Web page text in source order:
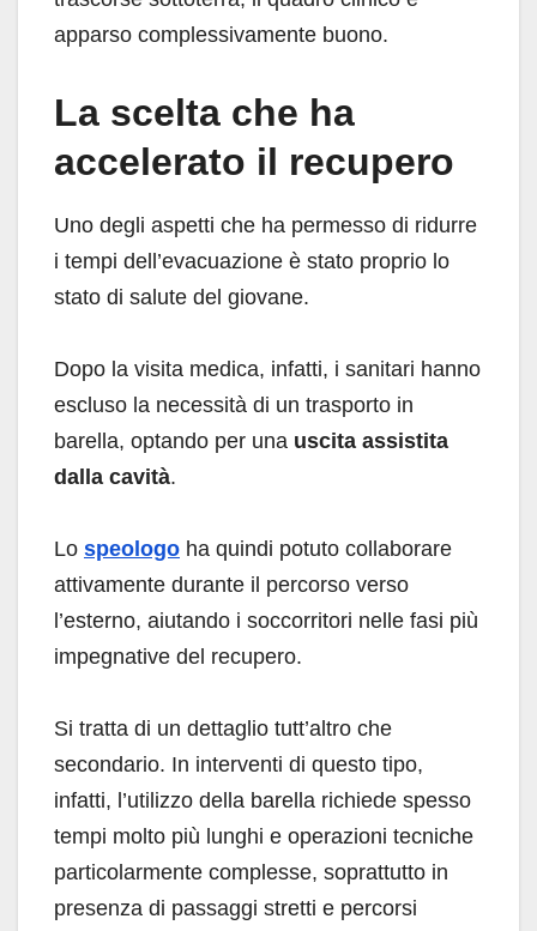
apparso complessivamente buono.
La scelta che ha
accelerato il recupero
Uno degli aspetti che ha permesso di ridurre
i tempi dell’evacuazione è stato proprio lo
stato di salute del giovane.
Dopo la visita medica, infatti, i sanitari hanno
escluso la necessità di un trasporto in
barella, optando per una uscita assistita
dalla cavità.
Lo speologo ha quindi potuto collaborare
attivamente durante il percorso verso
l’esterno, aiutando i soccorritori nelle fasi più
impegnative del recupero.
Si tratta di un dettaglio tutt’altro che
secondario. In interventi di questo tipo,
infatti, l’utilizzo della barella richiede spesso
tempi molto più lunghi e operazioni tecniche
particolarmente complesse, soprattutto in
presenza di passaggi stretti e percorsi